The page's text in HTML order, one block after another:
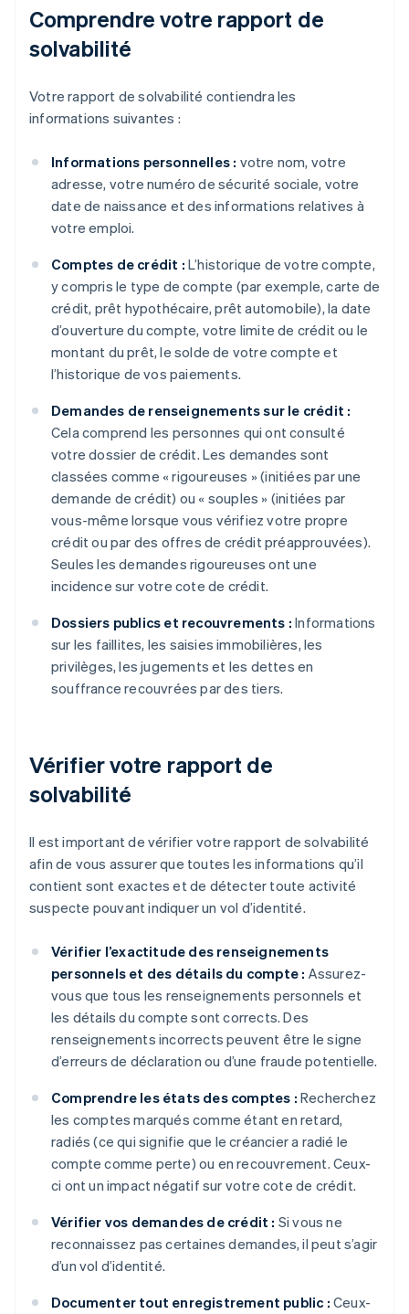
Comprendre votre rapport de
solvabilité
Votre rapport de solvabilité contiendra les
informations suivantes :
Informations personnelles : votre nom, votre
adresse, votre numéro de sécurité sociale, votre
date de naissance et des informations relatives à
votre emploi.
Comptes de crédit : L’historique de votre compte,
y compris le type de compte (par exemple, carte de
crédit, prêt hypothécaire, prêt automobile), la date
d’ouverture du compte, votre limite de crédit ou le
montant du prêt, le solde de votre compte et
l’historique de vos paiements.
Demandes de renseignements sur le crédit :
Cela comprend les personnes qui ont consulté
votre dossier de crédit. Les demandes sont
classées comme « rigoureuses » (initiées par une
demande de crédit) ou « souples » (initiées par
vous-même lorsque vous vérifiez votre propre
crédit ou par des offres de crédit préapprouvées).
Seules les demandes rigoureuses ont une
incidence sur votre cote de crédit.
Dossiers publics et recouvrements : Informations
sur les faillites, les saisies immobilières, les
privilèges, les jugements et les dettes en
souffrance recouvrées par des tiers.
Vérifier votre rapport de
solvabilité
Il est important de vérifier votre rapport de solvabilité
afin de vous assurer que toutes les informations qu’il
contient sont exactes et de détecter toute activité
suspecte pouvant indiquer un vol d’identité.
Vérifier l’exactitude des renseignements
personnels et des détails du compte : Assurez-
vous que tous les renseignements personnels et
les détails du compte sont corrects. Des
renseignements incorrects peuvent être le signe
d’erreurs de déclaration ou d’une fraude potentielle.
Comprendre les états des comptes : Recherchez
les comptes marqués comme étant en retard,
radiés (ce qui signifie que le créancier a radié le
compte comme perte) ou en recouvrement. Ceux-
ci ont un impact négatif sur votre cote de crédit.
Vérifier vos demandes de crédit : Si vous ne
reconnaissez pas certaines demandes, il peut s’agir
d’un vol d’identité.
Documenter tout enregistrement public : Ceux-